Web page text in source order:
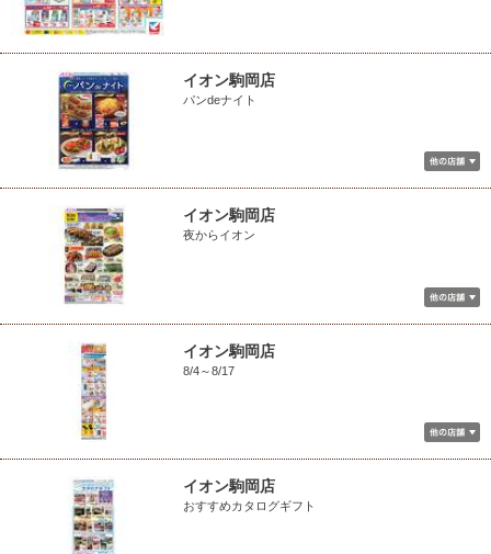
イオン駒岡店
パンdeナイト
イオン駒岡店
夜からイオン
イオン駒岡店
8/4～8/17
イオン駒岡店
おすすめカタログギフト